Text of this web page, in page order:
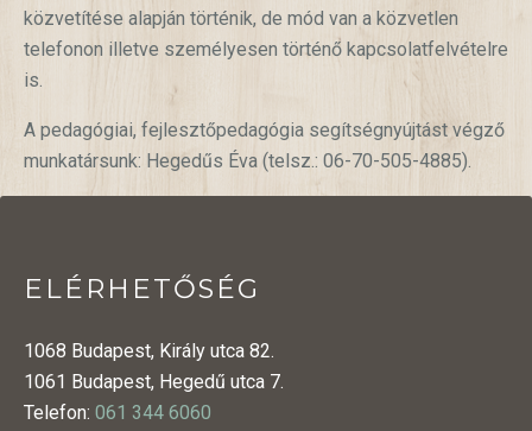
közvetítése alapján történik, de mód van a közvetlen
telefonon illetve személyesen történő kapcsolatfelvételre
is.
A pedagógiai, fejlesztőpedagógia segítségnyújtást végző
munkatársunk: Hegedűs Éva (telsz.: 06-70-505-4885).
ELÉRHETŐSÉG
1068 Budapest, Király utca 82.
1061 Budapest, Hegedű utca 7.
Telefon: 061 344 6060